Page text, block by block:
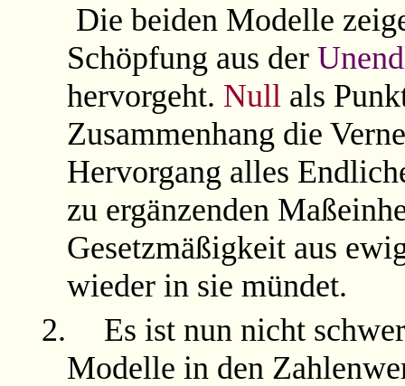
Die beiden Modelle
Schöpfung aus der
hervorgeht. Null als
Zusammenhang die
Hervorgang alles
zu ergänzenden
Gesetzmäßigkeit aus
wieder in sie mündet.
2.
Es ist nun nicht
Modelle in den